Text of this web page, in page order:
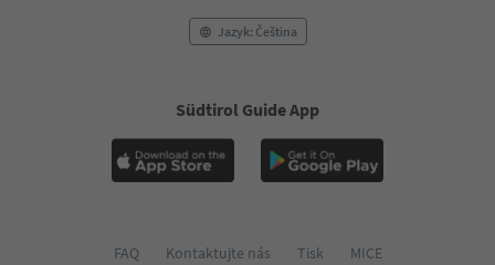
Jazyk: Čeština
Südtirol Guide App
FAQ Kontaktujte nás Tisk
MICE